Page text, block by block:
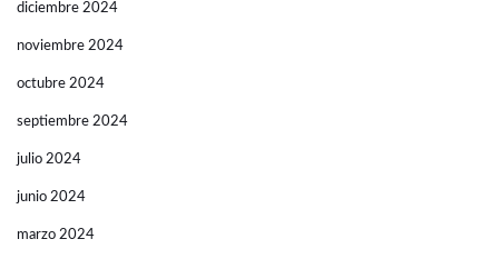
diciembre 2024
noviembre 2024
octubre 2024
septiembre 2024
julio 2024
junio 2024
marzo 2024